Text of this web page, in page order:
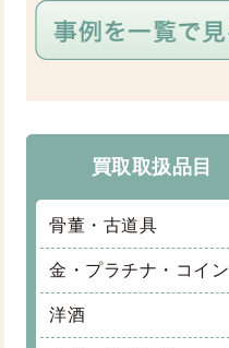
買取取扱品目
骨董・古道具
金・プラチナ・コイン
洋酒